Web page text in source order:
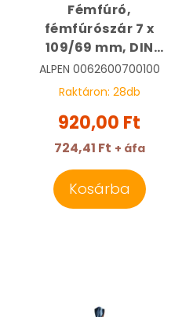
Fémfúró,
fémfúrószár 7 x
109/69 mm, DIN
338, HSS, Sprint
Master | ALPEN
ALPEN 0062600700100
Raktáron: 28db
920,00 Ft
724,41 Ft + áfa
Kosárba